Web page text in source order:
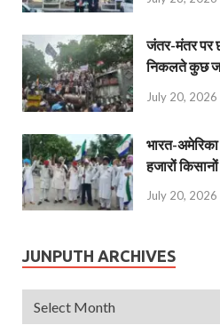
जंतर-मंतर पर
निकलते कुछ
July 20, 2026
भारत-
हजारों
July 20, 2026
JUNPUTH ARCHIVES